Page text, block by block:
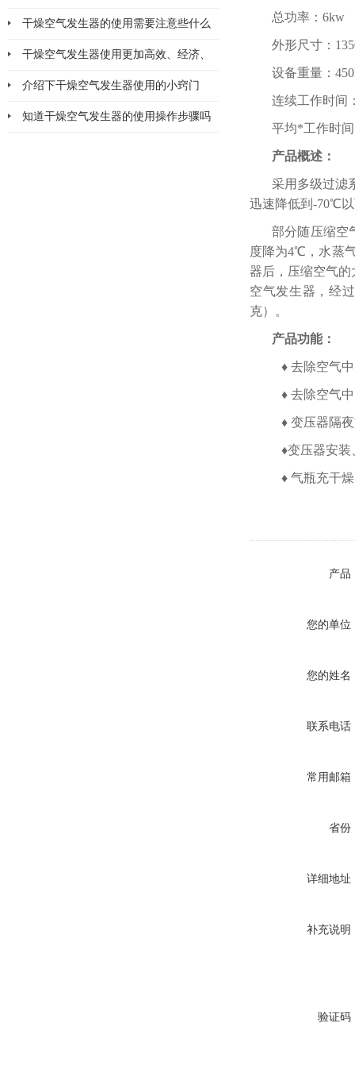
该注意哪几点小问题
干燥空气发生器的使用需要注意些什么
干燥空气发生器使用更加高效、经济、
安全、环保
介绍下干燥空气发生器使用的小窍门
知道干燥空气发生器的使用操作步骤吗
总功率：6kw
外形尺寸：
设备重量：
连续工作时间
平均*工作时
产品概述：
采用多级过滤
迅速降低到-70℃
部分随压缩空
度降为4℃，水蒸
器后，压缩空气
空气发生器，经
克）。
产品功能：
♦ 去除空气
♦ 去除空气
♦ 变压器隔
♦变压器安装
♦ 气瓶充干
产品
您的单位
您的姓名
联系电话
常用邮箱
省份
详细地址
补充说明
验证码